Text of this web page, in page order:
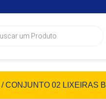
/ CONJUNTO 02 LIXEIRAS